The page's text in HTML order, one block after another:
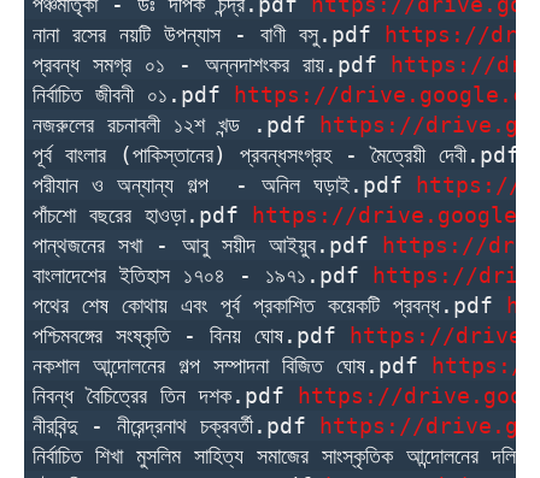
নানা রসের নয়টি উপন্যাস - বাণী বসু.pdf
https://
প্রবন্ধ সমগ্র ০১ - অন্নদাশংকর রায়.pdf
https://
নির্বাচিত জীবনী ০১.pdf
https://drive.google.com/
নজরুলের রচনাবলী ১২শ খন্ড .pdf
https://
পূর্ব বাংলার (পাকিস্তানের) প্রবন্ধসংগ্রহ - মৈত্রেয়ী দেবী.pdf
পরীযান ও অন্যান্য গল্প  - অনিল ঘড়াই.pdf
https://
পাঁচশো বছরের হাওড়া.pdf
https://
পান্থজনের সখা - আবু সয়ীদ আইয়ুব.pdf
https://
বাংলাদেশের ইতিহাস ১৭০৪ - ১৯৭১.pdf
https://
পথের শেষ কোথায় এবং পূর্ব প্রকাশিত কয়েকটি প্রবন্ধ.pdf
পশ্চিমবঙ্গের সংষ্কৃতি - বিনয় ঘোষ.pdf
https://
নকশাল আন্দোলনের গল্প সম্পাদনা বিজিত ঘোষ.pdf
https://
নিবন্ধ বৈচিত্রের তিন দশক.pdf
https://
নীরবিন্দু - নীরেন্দ্রনাথ চক্রবর্তী.pdf
https://
নির্বাচিত শিখা মুসলিম সাহিত্য সমাজের সাংস্কৃতিক আন্দোলনের